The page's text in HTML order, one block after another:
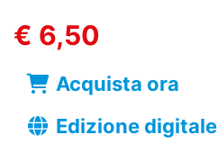
€ 6,50
Acquista ora
Edizione digitale